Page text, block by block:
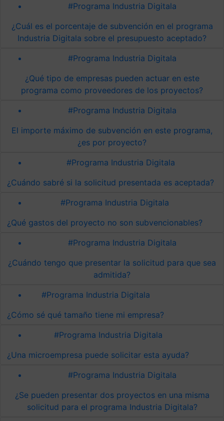
#Programa Industria Digitala
¿Cuál es el porcentaje de subvención en el programa
Industria Digitala sobre el presupuesto aceptado?
#Programa Industria Digitala
¿Qué tipo de empresas pueden actuar en este
programa como proveedores de los proyectos?
#Programa Industria Digitala
El importe máximo de subvención en este programa,
¿es por proyecto?
#Programa Industria Digitala
¿Cuándo sabré si la solicitud presentada es aceptada?
#Programa Industria Digitala
¿Qué gastos del proyecto no son subvencionables?
#Programa Industria Digitala
¿Cuándo tengo que presentar la solicitud para que sea
admitida?
#Programa Industria Digitala
¿Cómo sé qué tamaño tiene mi empresa?
#Programa Industria Digitala
¿Una microempresa puede solicitar esta ayuda?
#Programa Industria Digitala
¿Se pueden presentar dos proyectos en una misma
solicitud para el programa Industria Digitala?